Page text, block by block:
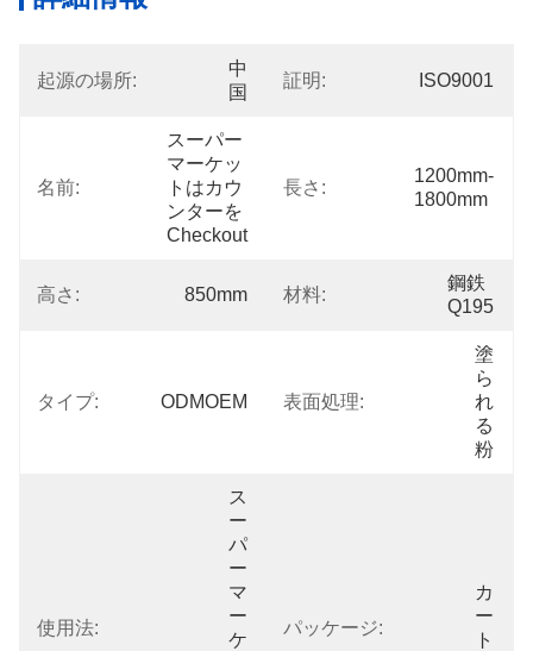
起源の場所:
中
国
証明: ISO9001
名前:
スーパー
マーケッ
トはカウ
ンターを
Checkout
長さ:
1200mm-
1800mm
高さ: 850mm 材料:
鋼鉄
Q195
タイプ: ODMOEM 表面処理:
塗
ら
れ
る
粉
使用法:
ス
ー
パ
ー
マ
ー
ケ
パッケージ:
カ
ー
ト